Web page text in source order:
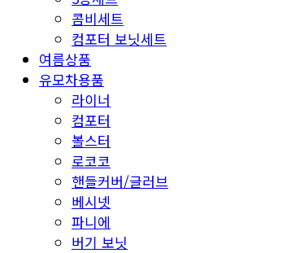
콤비세트
컴포터 보닛세트
여름상품
유모차용품
라이너
컴포터
볼스터
로코코
핸들커버/글러브
베시넷
파니에
버기 보닛